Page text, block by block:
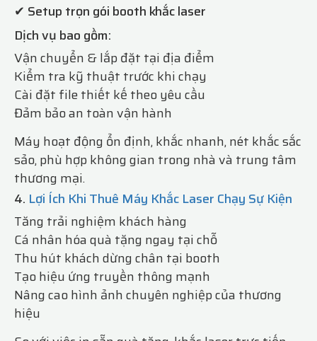
✔ Setup trọn gói booth khắc laser
Dịch vụ bao gồm:
Vận chuyển & lắp đặt tại địa điểm
Kiểm tra kỹ thuật trước khi chạy
Cài đặt file thiết kế theo yêu cầu
Đảm bảo an toàn vận hành
Máy hoạt động ổn định, khắc nhanh, nét khắc sắc
sảo, phù hợp không gian trong nhà và trung tâm
thương mại.
4. Lợi Ích Khi Thuê Máy Khắc Laser Chạy Sự Kiện
Tăng trải nghiệm khách hàng
Cá nhân hóa quà tặng ngay tại chỗ
Thu hút khách dừng chân tại booth
Tạo hiệu ứng truyền thông mạnh
Nâng cao hình ảnh chuyên nghiệp của thương
hiệu